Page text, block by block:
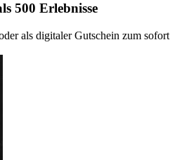
500 Erlebnisse
als digitaler Gutschein zum sofort